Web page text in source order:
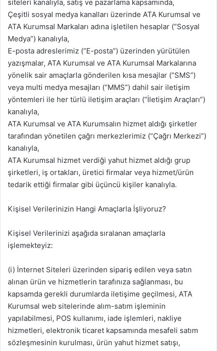
siteleri kanalıyla, satış ve pazarlama kapsamında,
Çeşitli sosyal medya kanalları üzerinde ATA Kurumsal ve
ATA Kurumsal Markaları adına işletilen hesaplar (“Sosyal
Medya”) kanalıyla,
E-posta adreslerimiz (“E-posta”) üzerinden yürütülen
yazışmalar, ATA Kurumsal ve ATA Kurumsal Markalarına
yönelik sair amaçlarla gönderilen kısa mesajlar (“SMS”)
veya multi medya mesajları (“MMS”) dahil sair iletişim
yöntemleri ile her türlü iletişim araçları (“İletişim Araçları”)
kanalıyla,
ATA Kurumsal ve ATA Kurumsalın hizmet aldığı şirketler
tarafından yönetilen çağrı merkezlerimiz (“Çağrı Merkezi”)
kanalıyla,
ATA Kurumsal hizmet verdiği yahut hizmet aldığı grup
şirketleri, iş ortakları, üretici firmalar veya hizmet/ürün
tedarik ettiği firmalar gibi üçüncü kişiler kanalıyla.
Kişisel Verilerinizin Hangi Amaçlarla İşliyoruz?
Kişisel Verilerinizi aşağıda sıralanan amaçlarla
işlemekteyiz:
(i) İnternet Siteleri üzerinden sipariş edilen veya satın
alınan ürün ve hizmetlerin tarafınıza sağlanması, bu
kapsamda gerekli durumlarda iletişime geçilmesi, ATA
Kurumsal web sitelerinde alım-satım işleminin
yapılabilmesi, POS kullanımı, iade işlemleri, nakliye
hizmetleri, elektronik ticaret kapsamında mesafeli satım
sözleşmesinin kurulması, ürün yahut hizmet satışı,